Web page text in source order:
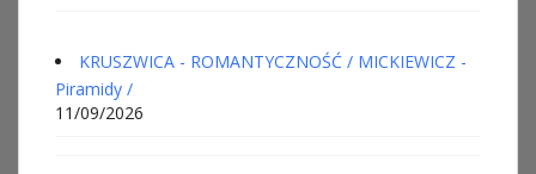
KRUSZWICA - ROMANTYCZNOŚĆ / MICKIEWICZ -
Piramidy /
11/09/2026